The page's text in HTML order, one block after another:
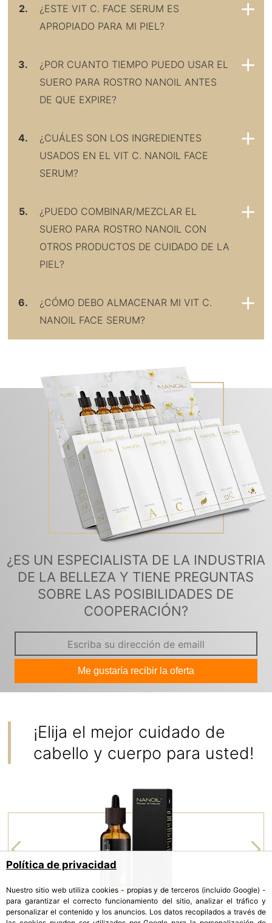
2.
¿ESTE VIT C. FACE SERUM ES
APROPIADO PARA MI PIEL?
3.
¿POR CUANTO TIEMPO PUEDO USAR EL
SUERO PARA ROSTRO NANOIL ANTES
DE QUE EXPIRE?
4.
¿CUÁLES SON LOS INGREDIENTES
USADOS EN EL VIT C. NANOIL FACE
SERUM?
5.
¿PUEDO COMBINAR/MEZCLAR EL
SUERO PARA ROSTRO NANOIL CON
OTROS PRODUCTOS DE CUIDADO DE LA
PIEL?
6.
¿CÓMO DEBO ALMACENAR MI VIT C.
NANOIL FACE SERUM?
¿ES UN ESPECIALISTA DE LA INDUSTRIA
DE LA BELLEZA Y TIENE PREGUNTAS
SOBRE LAS POSIBILIDADES DE
COOPERACIÓN?
Me gustaría recibir la oferta
¡Elija el mejor cuidado de
cabello y cuerpo para usted!
Política de privacidad
Nuestro sitio web utiliza cookies - propias y de terceros (incluido Google) -
para garantizar el correcto funcionamiento del sitio, analizar el tráfico y
personalizar el contenido y los anuncios. Los datos recopilados a través de